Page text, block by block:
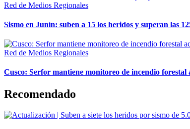
Red de Medios Regionales
Sismo en Junín: suben a 15 los heridos y superan las
Red de Medios Regionales
Cusco: Serfor mantiene monitoreo de incendio
Recomendado